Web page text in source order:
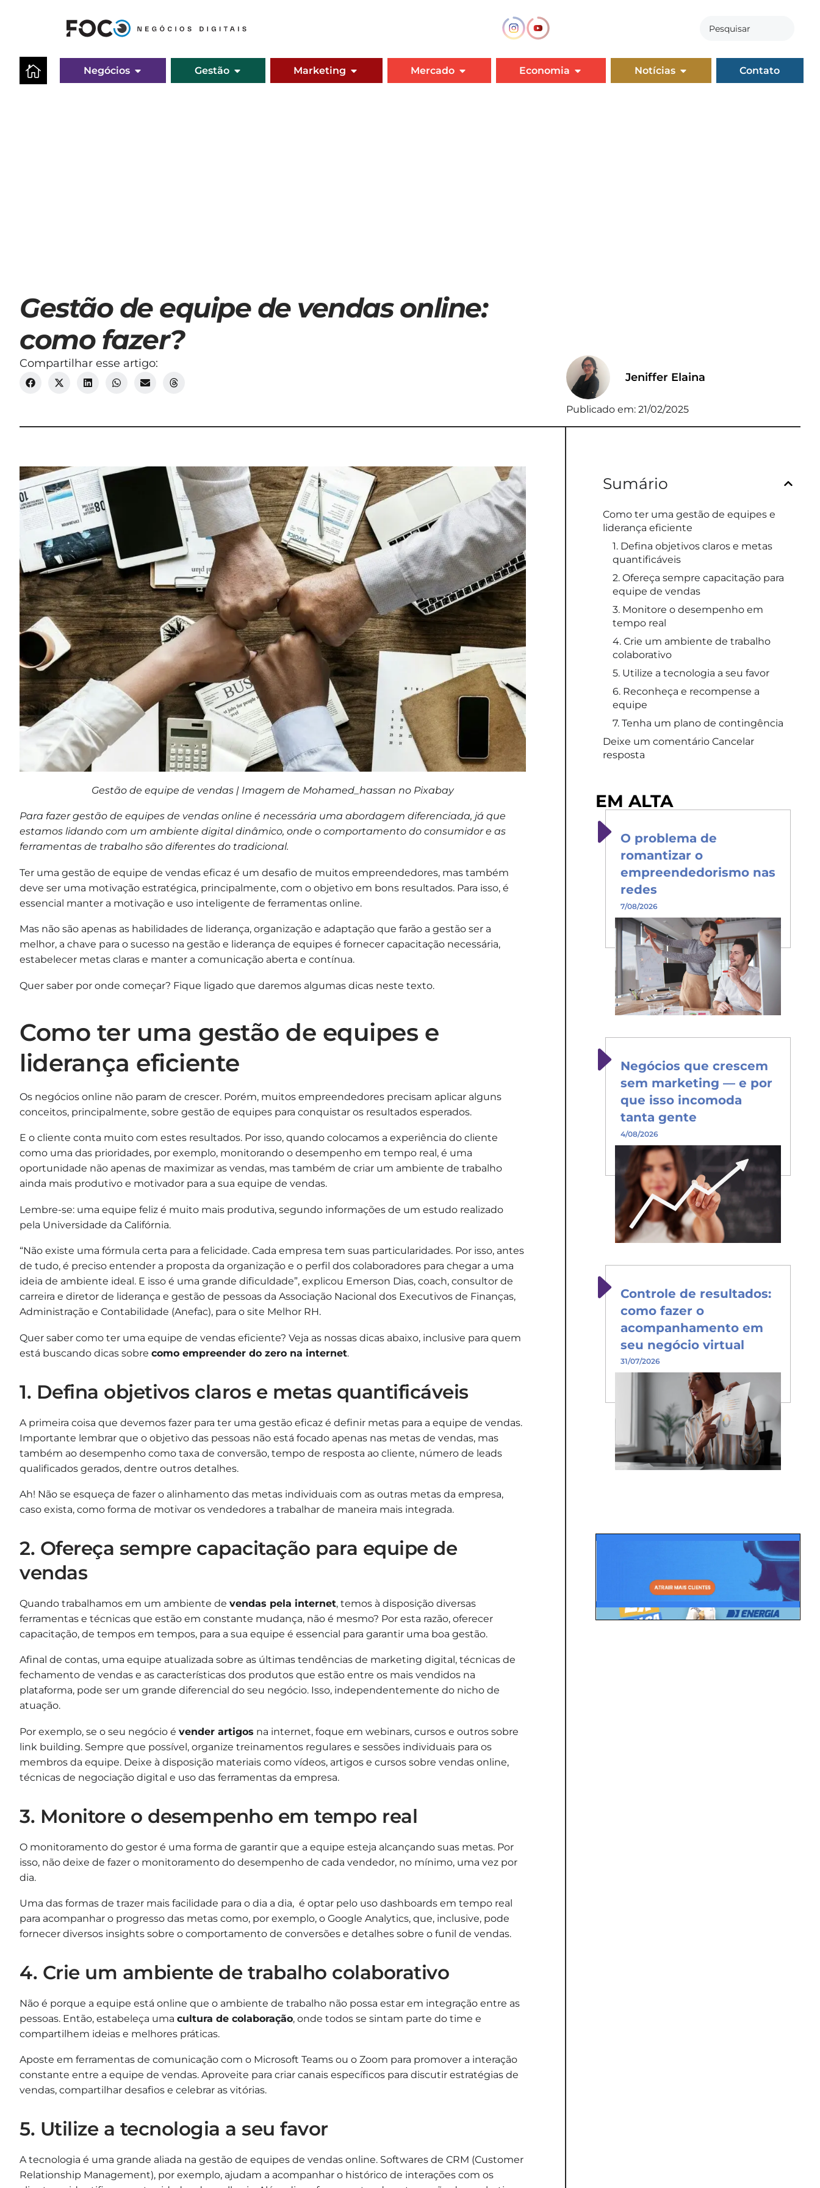
Negócios Gestão Marketing Mercado Economia Notícias Contato
Gestão de equipe de vendas online:
como fazer?
Compartilhar esse artigo:
Jeniffer Elaina
Publicado em: 21/02/2025
Gestão de equipe de vendas | Imagem de Mohamed_hassan no Pixabay
Para fazer gestão de equipes de vendas online é necessária uma abordagem diferenciada, já que
estamos lidando com um ambiente digital dinâmico, onde o comportamento do consumidor e as
ferramentas de trabalho são diferentes do tradicional.
Ter uma gestão de equipe de vendas eficaz é um desafio de muitos empreendedores, mas também
deve ser uma motivação estratégica, principalmente, com o objetivo em bons resultados. Para isso, é
essencial manter a motivação e uso inteligente de ferramentas online.
Mas não são apenas as habilidades de liderança, organização e adaptação que farão a gestão ser a
melhor, a chave para o sucesso na gestão e liderança de equipes é fornecer capacitação necessária,
estabelecer metas claras e manter a comunicação aberta e contínua.
Quer saber por onde começar? Fique ligado que daremos algumas dicas neste texto.
Como ter uma gestão de equipes e
liderança eficiente
Os negócios online não param de crescer. Porém, muitos empreendedores precisam aplicar alguns
conceitos, principalmente, sobre gestão de equipes para conquistar os resultados esperados.
E o cliente conta muito com estes resultados. Por isso, quando colocamos a experiência do cliente
como uma das prioridades, por exemplo, monitorando o desempenho em tempo real, é uma
oportunidade não apenas de maximizar as vendas, mas também de criar um ambiente de trabalho
ainda mais produtivo e motivador para a sua equipe de vendas.
Lembre-se: uma equipe feliz é muito mais produtiva, segundo informações de um estudo realizado
pela Universidade da Califórnia.
“Não existe uma fórmula certa para a felicidade. Cada empresa tem suas particularidades. Por isso, antes
de tudo, é preciso entender a proposta da organização e o perfil dos colaboradores para chegar a uma
ideia de ambiente ideal. E isso é uma grande dificuldade”, explicou Emerson Dias, coach, consultor de
carreira e diretor de liderança e gestão de pessoas da Associação Nacional dos Executivos de Finanças,
Administração e Contabilidade (Anefac), para o site Melhor RH.
Quer saber como ter uma equipe de vendas eficiente? Veja as nossas dicas abaixo, inclusive para quem
está buscando dicas sobre como empreender do zero na internet.
1. Defina objetivos claros e metas quantificáveis
A primeira coisa que devemos fazer para ter uma gestão eficaz é definir metas para a equipe de vendas.
Importante lembrar que o objetivo das pessoas não está focado apenas nas metas de vendas, mas
também ao desempenho como taxa de conversão, tempo de resposta ao cliente, número de leads
qualificados gerados, dentre outros detalhes.
Ah! Não se esqueça de fazer o alinhamento das metas individuais com as outras metas da empresa,
caso exista, como forma de motivar os vendedores a trabalhar de maneira mais integrada.
2. Ofereça sempre capacitação para equipe de
vendas
Quando trabalhamos em um ambiente de vendas pela internet, temos à disposição diversas
ferramentas e técnicas que estão em constante mudança, não é mesmo? Por esta razão, oferecer
capacitação, de tempos em tempos, para a sua equipe é essencial para garantir uma boa gestão.
Afinal de contas, uma equipe atualizada sobre as últimas tendências de marketing digital, técnicas de
fechamento de vendas e as características dos produtos que estão entre os mais vendidos na
plataforma, pode ser um grande diferencial do seu negócio. Isso, independentemente do nicho de
atuação.
Por exemplo, se o seu negócio é vender artigos na internet, foque em webinars, cursos e outros sobre
link building. Sempre que possível, organize treinamentos regulares e sessões individuais para os
membros da equipe. Deixe à disposição materiais como vídeos, artigos e cursos sobre vendas online,
técnicas de negociação digital e uso das ferramentas da empresa.
3. Monitore o desempenho em tempo real
O monitoramento do gestor é uma forma de garantir que a equipe esteja alcançando suas metas. Por
isso, não deixe de fazer o monitoramento do desempenho de cada vendedor, no mínimo, uma vez por
dia.
Uma das formas de trazer mais facilidade para o dia a dia, é optar pelo uso dashboards em tempo real
para acompanhar o progresso das metas como, por exemplo, o Google Analytics, que, inclusive, pode
fornecer diversos insights sobre o comportamento de conversões e detalhes sobre o funil de vendas.
4. Crie um ambiente de trabalho colaborativo
Não é porque a equipe está online que o ambiente de trabalho não possa estar em integração entre as
pessoas. Então, estabeleça uma cultura de colaboração, onde todos se sintam parte do time e
compartilhem ideias e melhores práticas.
Aposte em ferramentas de comunicação com o Microsoft Teams ou o Zoom para promover a interação
constante entre a equipe de vendas. Aproveite para criar canais específicos para discutir estratégias de
vendas, compartilhar desafios e celebrar as vitórias.
5. Utilize a tecnologia a seu favor
A tecnologia é uma grande aliada na gestão de equipes de vendas online. Softwares de CRM (Customer
Relationship Management), por exemplo, ajudam a acompanhar o histórico de interações com os
Sumário
Como ter uma gestão de equipes e
liderança eficiente
1. Defina objetivos claros e metas
quantificáveis
2. Ofereça sempre capacitação para
equipe de vendas
3. Monitore o desempenho em
tempo real
4. Crie um ambiente de trabalho
colaborativo
5. Utilize a tecnologia a seu favor
6. Reconheça e recompense a
equipe
7. Tenha um plano de contingência
Deixe um comentário Cancelar
resposta
EM ALTA
O problema de
romantizar o
empreendedorismo nas
redes
7/08/2026
Negócios que crescem
sem marketing — e por
que isso incomoda
tanta gente
4/08/2026
Controle de resultados:
como fazer o
acompanhamento em
seu negócio virtual
31/07/2026